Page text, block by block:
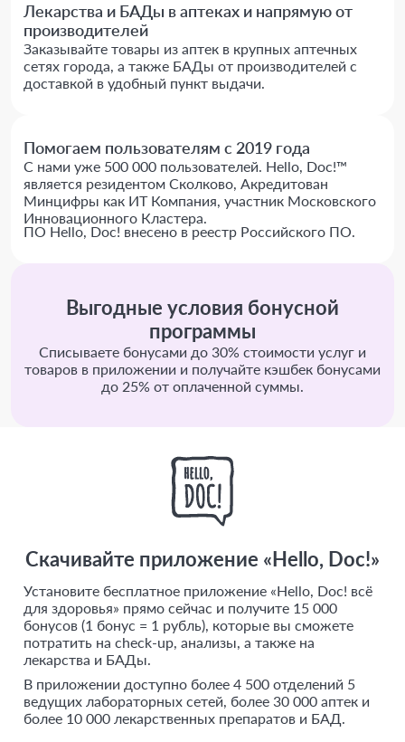
Лекарства и БАДы в аптеках и напрямую от
производителей
Заказывайте товары из аптек в крупных аптечных
сетях города, а также БАДы от производителей с
доставкой в удобный пункт выдачи.
Помогаем пользователям с 2019 года
С нами уже 500 000 пользователей. Hello, Doc!™
является резидентом Сколково, Акредитован
Минцифры как ИТ Компания, участник Московского
Инновационного Кластера.
ПО Hello, Doc! внесено в реестр Российского ПО.
Выгодные условия бонусной
программы
Списываете бонусами до 30% стоимости услуг и
товаров в приложении и получайте кэшбек бонусами
до 25% от оплаченной суммы.
Скачивайте приложение «Hello, Doc!»
Установите бесплатное приложение «Hello, Doc! всё
для здоровья» прямо сейчас и получите 15 000
бонусов (1 бонус = 1 рубль), которые вы сможете
потратить на check-up, анализы, а также на
лекарства и БАДы.
В приложении доступно более 4 500 отделений 5
ведущих лабораторных сетей, более 30 000 аптек и
более 10 000 лекарственных препаратов и БАД.